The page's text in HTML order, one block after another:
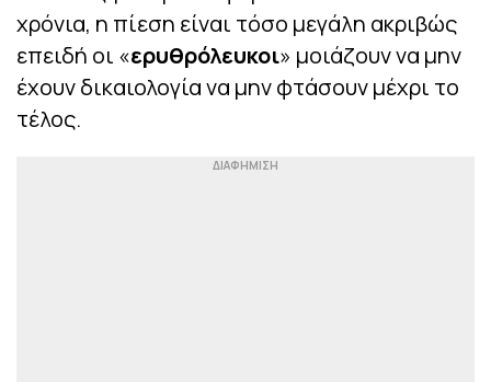
χρόνια, η πίεση είναι τόσο μεγάλη ακριβώς
επειδή οι «ερυθρόλευκοι» μοιάζουν να μην
έχουν δικαιολογία να μην φτάσουν μέχρι το
τέλος.